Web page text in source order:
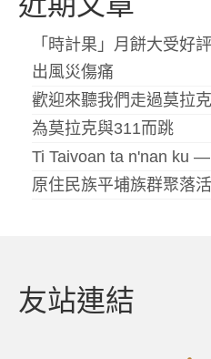
「時計果」月餅大受好
出風災傷痛
歡迎來聽我們走過莫拉
為莫拉克與311而跳
Ti Taivoan ta n'nan ku
原住民族平埔族群聚落
友站連結